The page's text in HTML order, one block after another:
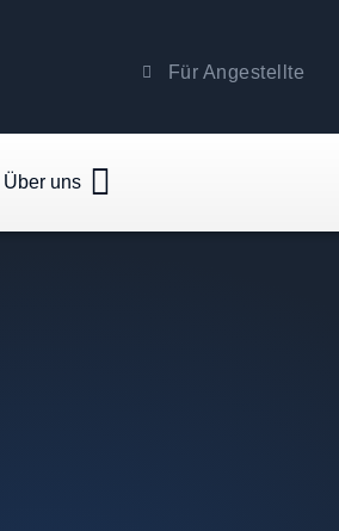
Für Angestellte
Über uns